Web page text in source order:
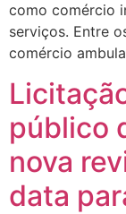
como comércio
serviços. Entre
comércio
público
nova
data